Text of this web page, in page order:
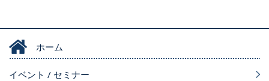
ホーム
イベント / セミナー